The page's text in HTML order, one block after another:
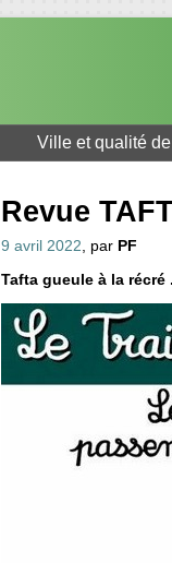
Ville et qualité
Revue
9 avril 2022, par PF
Tafta gueule à la récré